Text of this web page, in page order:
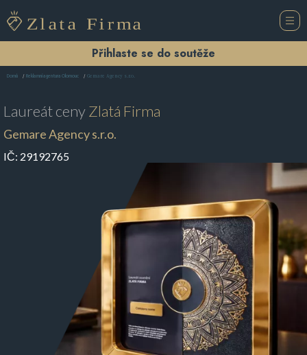
Přihlaste se do soutěže
Domů Reklamní agentura Olomouc Gemare Agency s.r.o.
Laureát cenyZlatá Firma
Gemare Agency s.r.o.
IČ: 29192765